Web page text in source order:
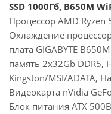
SSD 1000Гб, B650M
Процессор AMD Ryzen
Охлаждение
плата GIGABYTE
память 2x32Gb DDR5,
Kingston/MSI/ADATA,
Видеокарта nVidia
Блок питания ATX